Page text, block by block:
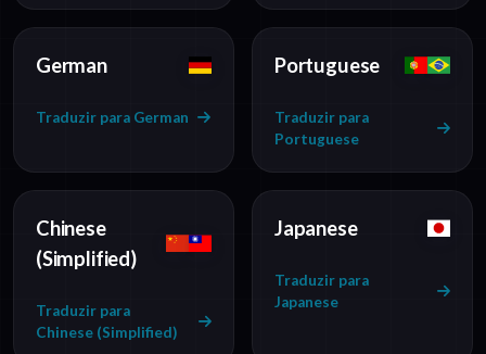
German
Traduzir para German
Portuguese
Traduzir para
Portuguese
Chinese
(Simplified)
Traduzir para
Chinese (Simplified)
Japanese
Traduzir para
Japanese